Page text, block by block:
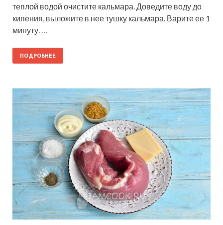
теплой водой очистите кальмара. Доведите воду до
кипения, выложите в нее тушку кальмара. Варите ее 1
минуту. …
ПОДРОБНЕЕ